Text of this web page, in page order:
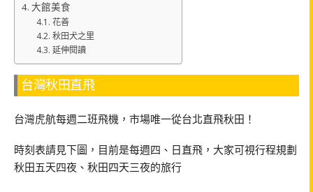
大館美食
花善
秋田犬之里
延伸閱讀
台灣秋田直飛
台灣虎航每週二班飛機，市場唯一從台北直飛秋田！
時刻表請見下圖，目前是每週四、日直飛，大家可視行程規劃
秋田五天四夜、秋田四天三夜的旅行